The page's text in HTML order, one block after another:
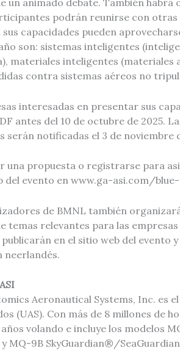
un animado debate. También
podrán reunirse con
capacidades pueden
son: sistemas inteligentes
materiales inteligentes (materiales
contra sistemas aéreos no
interesadas en presentar sus
antes del 10 de octubre de 2025.
serán notificadas el 3 de noviembre
una propuesta o registrarse para
del evento en www.ga-asi.com/
de BMNL también
temas relevantes para las
en el sitio web del evento
neerlandés.
Aeronautical Systems, Inc. es
(UAS). Con más de 8 millones de
años volando e incluye los modelos
MQ-9B SkyGuardian®/